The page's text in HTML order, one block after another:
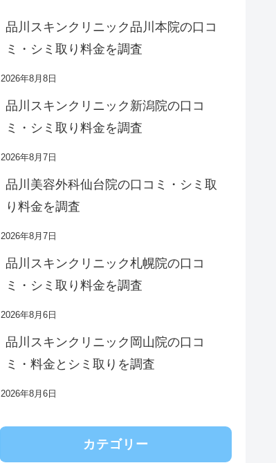
品川スキンクリニック品川本院の口コ
ミ・シミ取り料金を調査
2026年8月8日
品川スキンクリニック新潟院の口コ
ミ・シミ取り料金を調査
2026年8月7日
品川美容外科仙台院の口コミ・シミ取
り料金を調査
2026年8月7日
品川スキンクリニック札幌院の口コ
ミ・シミ取り料金を調査
2026年8月6日
品川スキンクリニック岡山院の口コ
ミ・料金とシミ取りを調査
2026年8月6日
カテゴリー